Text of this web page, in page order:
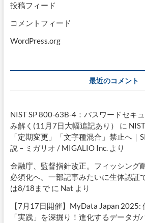
投稿フィード
コメントフィード
WordPress.org
最近のコメント
NIST SP 800-63B-4：パスワードセキ
み解く(11月7日大幅追記あり）
に
「定期変更」「文字種混合」禁止へ｜
説 – ミガリオ / MIGALIO Inc.より
金融庁、監督指針改正。フィッシング
必須化へ。一部記事みたいに生体認証
は8/18までに Nat より
【7月17日開催】MyData Japan 2025:
「実践」を深掘り！進化するデータガ